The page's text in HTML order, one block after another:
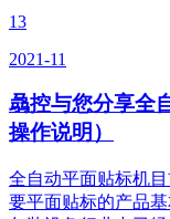
13
2021-11
骉控与您分享全
操作说明）
全自动平面贴标机
要平面贴标的产品